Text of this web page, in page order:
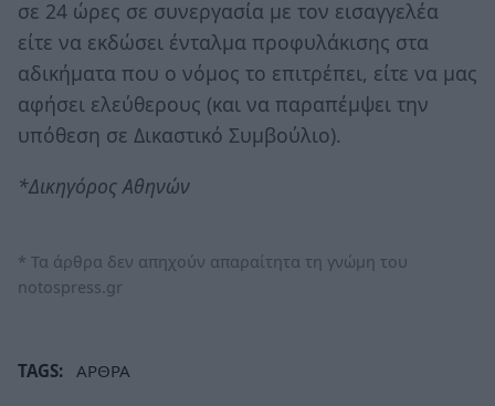
σε 24 ώρες σε συνεργασία με τον εισαγγελέα
είτε να εκδώσει ένταλμα προφυλάκισης στα
αδικήματα που ο νόμος το επιτρέπει, είτε να μας
αφήσει ελεύθερους (και να παραπέμψει την
υπόθεση σε Δικαστικό Συμβούλιο).
*Δικηγόρος Αθηνών
* Τα άρθρα δεν απηχούν απαραίτητα τη γνώμη του
notospress.gr
TAGS: ΑΡΘΡΑ